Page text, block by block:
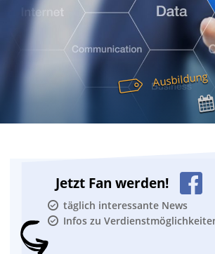
Ausbildung
Jetzt Fan werden!
täglich interessante News
Infos zu